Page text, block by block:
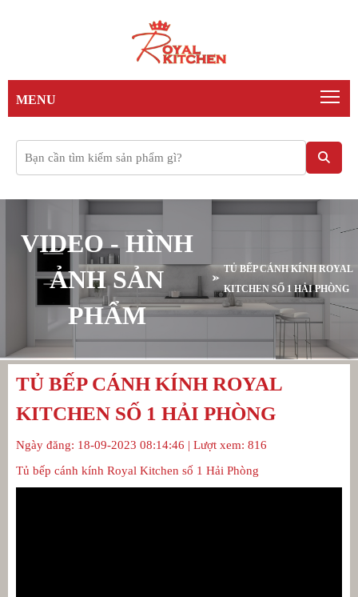
MENU
VIDEO - HÌNH
ẢNH SẢN
PHẨM
TỦ BẾP CÁNH KÍNH ROYAL
KITCHEN SỐ 1 HẢI PHÒNG
TỦ BẾP CÁNH KÍNH ROYAL
KITCHEN SỐ 1 HẢI PHÒNG
Ngày đăng: 18-09-2023 08:14:46 | Lượt xem: 816
Tủ bếp cánh kính Royal Kitchen số 1 Hải Phòng